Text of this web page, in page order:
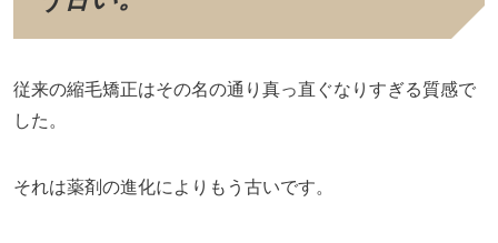
従来の縮毛矯正はその名の通り真っ直ぐなりすぎる質感で
した。
それは薬剤の進化によりもう古いです。